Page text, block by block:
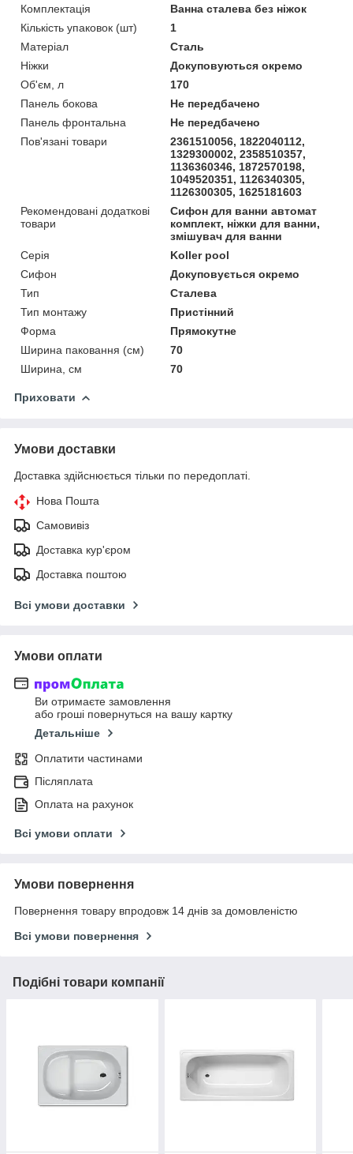
Комплектація
Ванна сталева без ніжок
Кількість упаковок (шт)
1
Матеріал
Сталь
Ніжки
Докуповуються окремо
Об'єм, л
170
Панель бокова
Не передбачено
Панель фронтальна
Не передбачено
Пов'язані товари
2361510056, 1822040112,
1329300002, 2358510357,
1136360346, 1872570198,
1049520351, 1126340305,
1126300305, 1625181603
Рекомендовані додаткові
товари
Сифон для ванни автомат
комплект, ніжки для ванни,
змішувач для ванни
Серія
Koller pool
Сифон
Докуповується окремо
Тип
Сталева
Тип монтажу
Пристінний
Форма
Прямокутне
Ширина паковання (см)
70
Ширина, см
70
Приховати
Умови доставки
Доставка здійснюється тільки по передоплаті.
Нова Пошта
Самовивіз
Доставка кур'єром
Доставка поштою
Всі умови доставки
Умови оплати
Ви отримаєте замовлення
або гроші повернуться на вашу картку
Детальніше
Оплатити частинами
Післяплата
Оплата на рахунок
Всі умови оплати
Умови повернення
Повернення товару впродовж 14 днів за домовленістю
Всі умови повернення
Подібні товари компанії